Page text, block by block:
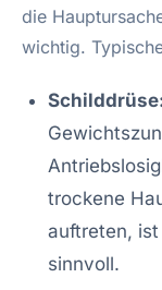
die
wichtig.
trockene
auftreten,
sinnvoll.